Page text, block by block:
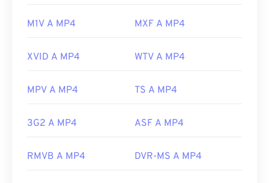
M1V A MP4 MXF A MP4
XVID A MP4 WTV A MP4
MPV A MP4 TS A MP4
3G2 A MP4 ASF A MP4
RMVB A MP4 DVR-MS A MP4